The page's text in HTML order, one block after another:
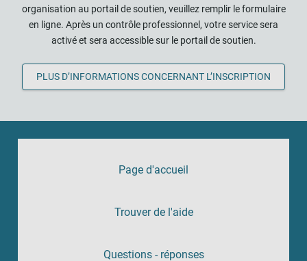
organisation au portail de soutien, veuillez remplir le formulaire
en ligne. Après un contrôle professionnel, votre service sera
activé et sera accessible sur le portail de soutien.
PLUS D’INFORMATIONS CONCERNANT L’INSCRIPTION
Page d'accueil
Trouver de l'aide
Questions - réponses